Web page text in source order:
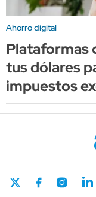
Ahorro digital
Plataformas
tus dólares
impuestos